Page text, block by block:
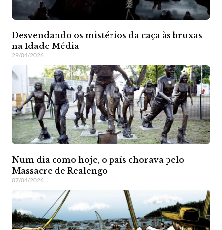
Desvendando os mistérios da caça às bruxas
na Idade Média
29/04/2026
Num dia como hoje, o país chorava pelo
Massacre de Realengo
07/04/2026